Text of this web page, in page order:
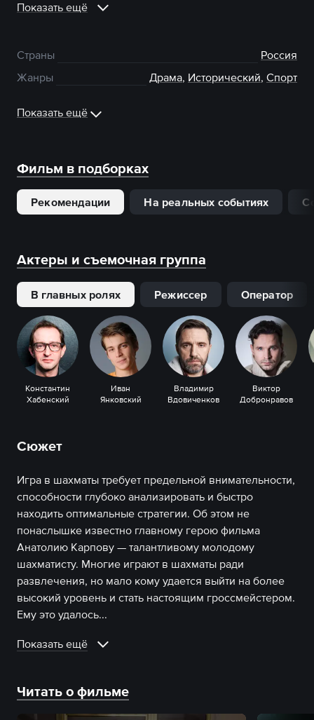
Показать ещё
Страны
Россия
Жанры
Драма, Исторический, Спорт
Показать ещё
Фильм в подборках
Рекомендации На реальных событиях
Актеры и съемочная группа
В главных ролях Режиссер Оператор
Константин
Хабенский
Иван
Янковский
Владимир
Вдовиченков
Виктор
Добронравов
Сюжет
Игра в шахматы требует предельной внимательности,
способности глубоко анализировать и быстро
находить оптимальные стратегии. Об этом не
понаслышке известно главному герою фильма
Анатолию Карпову — талантливому молодому
шахматисту. Многие играют в шахматы ради
развлечения, но мало кому удается выйти на более
высокий уровень и стать настоящим гроссмейстером.
Ему это удалось...
Показать ещё
Читать о фильме